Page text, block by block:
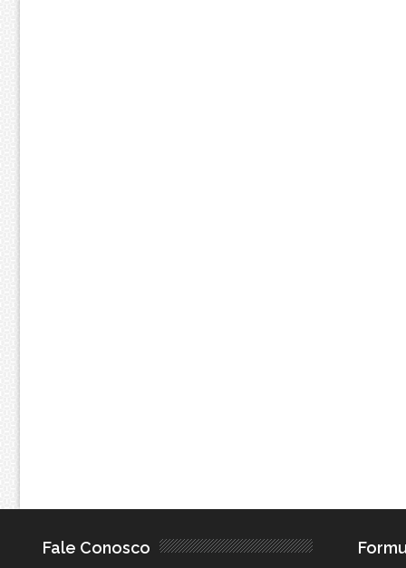
Fale Conosco